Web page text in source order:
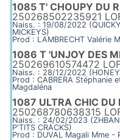
1085 T' CHOUPY DU
250268502235921
Naiss. : 19/08/2022
MICKEYS)
Prod : LAMBRECHT Valérie
1086 T 'UNJOY DES
250269610574472
Naiss. : 28/12/2022 (HONEY
Prod : CABRERA Stéphanie
Magdaléna
1087 ULTRA CHIC DU
250268780638315
Naiss. : 24/02/2023
P'TITS CRACKS)
Prod : DUVAL Magali Mme -